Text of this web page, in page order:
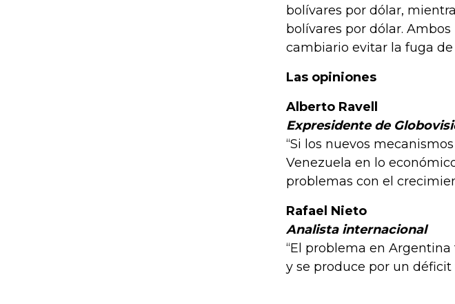
bolívares por dólar,
bolívares por dólar.
cambiario evitar la fuga de
Las opiniones
Alberto Ravell
Expresidente de
“Si los nuevos
Venezuela en lo
problemas con el
Rafael Nieto
Analista internacional
“El problema en
y se produce por un déficit